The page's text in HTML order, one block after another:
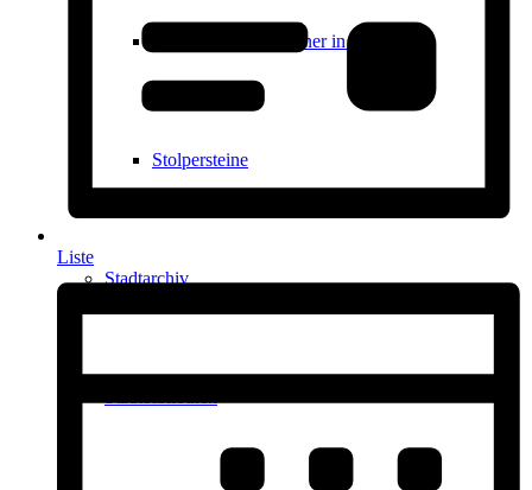
Ernst Ludwig Kirchner in Königstein
Stolpersteine
Stadtarchiv
Liste